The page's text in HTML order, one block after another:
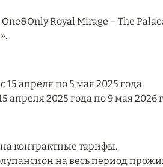
One&Only Royal Mirage – The
15 апреля по 5 мая 2025 года.
апреля 2025 года по 9 мая 2026
на контрактные тарифы.
на весь период